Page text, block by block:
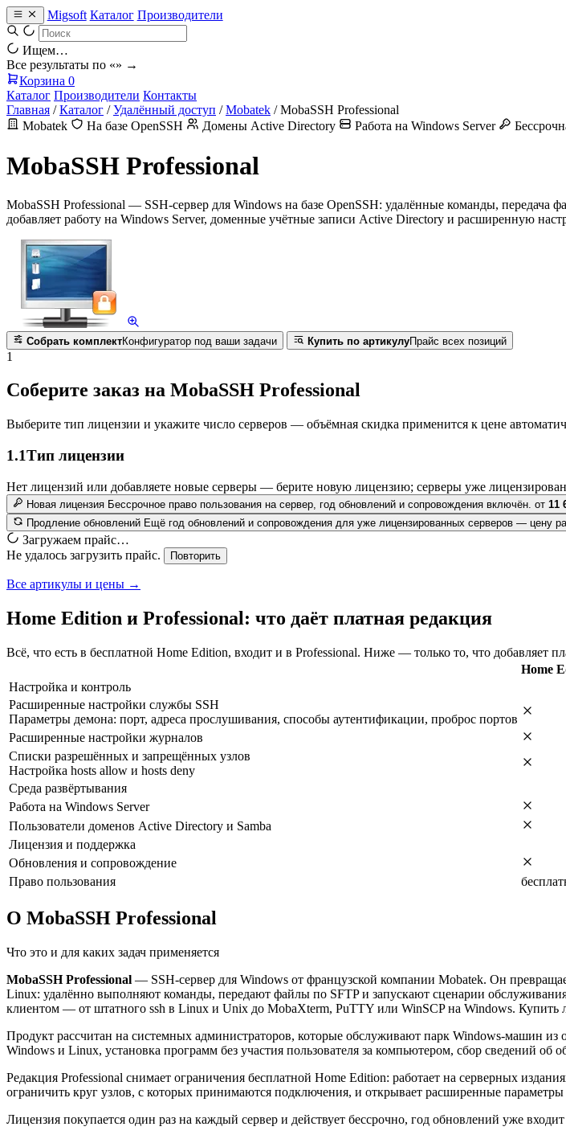
Migsoft Каталог Производители
Ищем…
Все результаты по «» →
Корзина 0
Каталог Производители Контакты
Главная / Каталог / Удалённый доступ / Mobatek / MobaSSH Professional
Mobatek
На базе OpenSSH Домены Active Directory Работа на Windows Server
MobaSSH Professional
MobaSSH Professional — SSH-сервер для Windows на базе OpenSSH: удалённые команды,
добавляет работу на Windows Server, доменные учётные записи Active Directory и расширенную
Собрать комплектКонфигуратор под ваши задачи Купить по артикулуПрайс всех позиций
1
Соберите заказ на MobaSSH Professional
Выберите тип лицензии и укажите число серверов — объёмная скидка применится к цене
1.1Тип лицензии
Нет лицензий или добавляете новые серверы — берите новую лицензию; серверы уже
Новая лицензия Бессрочное право пользования на сервер, год обновлений и сопровождения включён. от 11
Продление обновлений Ещё год обновлений и сопровождения для уже лицензированных серверов — цену
Загружаем прайс…
Не удалось загрузить прайс.
Повторить
Все артикулы и цены →
Home Edition и Professional: что даёт платная редакция
Всё, что есть в бесплатной Home Edition, входит и в Professional. Ниже — только то, что добавляет
Home
Настройка и контроль
Расширенные настройки службы SSH
Параметры демона: порт, адреса прослушивания, способы аутентификации, проброс портов
Расширенные настройки журналов
Списки разрешённых и запрещённых узлов
Настройка hosts allow и hosts deny
Среда развёртывания
Работа на Windows Server
Пользователи доменов Active Directory и Samba
Лицензия и поддержка
Обновления и сопровождение
Право пользования
О MobaSSH Professional
Что это и для каких задач применяется
MobaSSH Professional — SSH-сервер для Windows от французской компании Mobatek. Он
Linux: удалённо выполняют команды, передают файлы по SFTP и запускают сценарии
клиентом — от штатного ssh в Linux и Unix до MobaXterm, PuTTY или WinSCP на Windows. Купить
Продукт рассчитан на системных администраторов, которые обслуживают парк Windows-машин
Windows и Linux, установка программ без участия пользователя за компьютером, сбор сведений
Редакция Professional снимает ограничения бесплатной Home Edition: работает на серверных
ограничить круг узлов, с которых принимаются подключения, и открывает расширенные
Лицензия покупается один раз на каждый сервер и действует бессрочно, год обновлений уже